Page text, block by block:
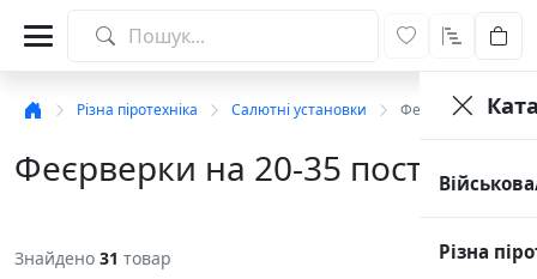
Різна
Різна піротехніка Салютні установки Феєрверки на 20-
Феєрверки на 20-35 пострілів
Знайдено 31 товар